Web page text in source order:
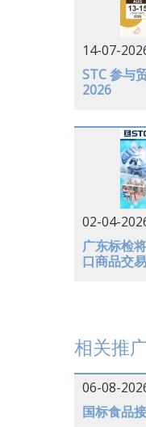
德国
14-07-
STC 参与
2026
02-04-
广东标检
口商品交
相关推
06-08-
国标食品